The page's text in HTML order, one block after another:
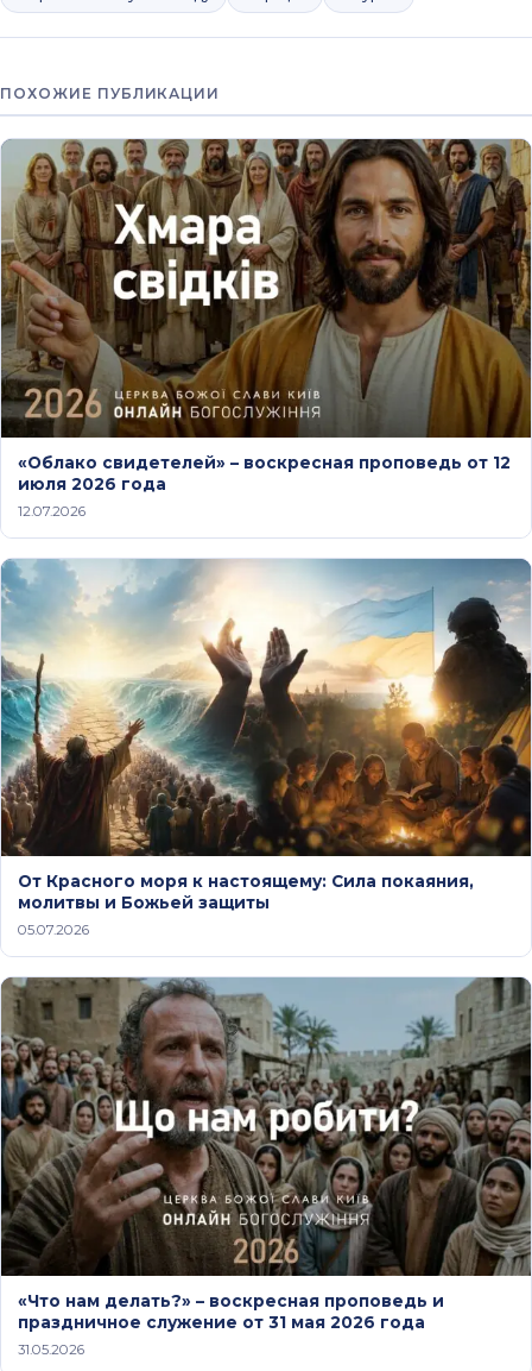
ПОХОЖИЕ ПУБЛИКАЦИИ
«Облако свидетелей» – воскресная проповедь от 12
июля 2026 года
12.07.2026
От Красного моря к настоящему: Сила покаяния,
молитвы и Божьей защиты
05.07.2026
«Что нам делать?» – воскресная проповедь и
праздничное служение от 31 мая 2026 года
31.05.2026